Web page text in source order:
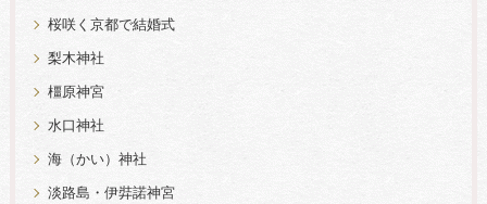
桜咲く京都で結婚式
梨木神社
橿原神宮
水口神社
海（かい）神社
淡路島・伊弉諾神宮